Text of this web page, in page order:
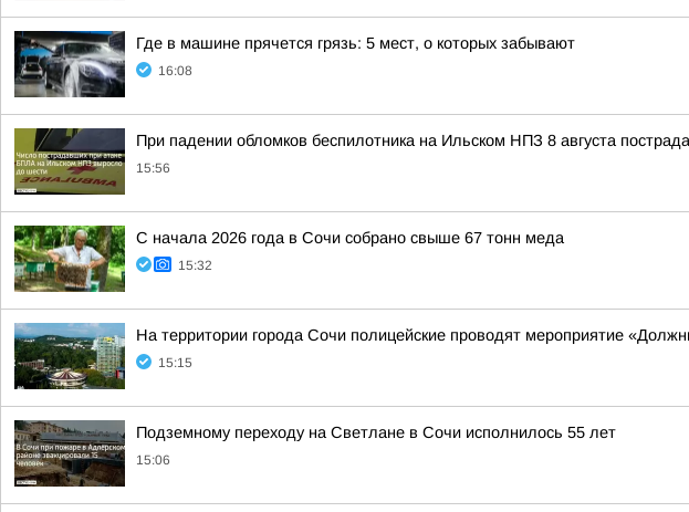
Где в машине прячется грязь: 5 мест, о которых забывают
16:08
При падении обломков беспилотника на Ильском НПЗ 8 августа
15:56
С начала 2026 года в Сочи собрано свыше 67 тонн меда
15:32
На территории города Сочи полицейские проводят мероприятие
15:15
Подземному переходу на Светлане в Сочи исполнилось 55 лет
15:06